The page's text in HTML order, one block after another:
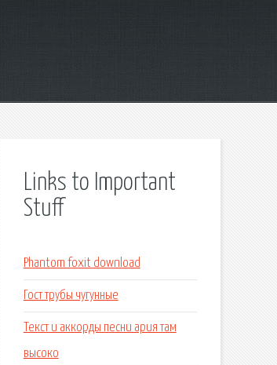
Links to Important
Stuff
Phantom foxit download
Гост трубы чугунные
Текст и аккорды песни ария там
высоко